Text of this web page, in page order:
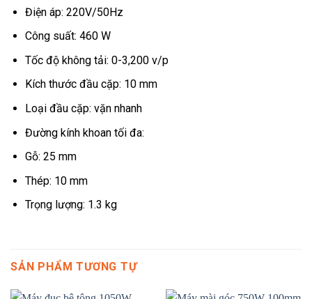
Điện áp: 220V/50Hz
Công suất: 460 W
Tốc độ không tải: 0-3,200 v/p
Kích thước đầu cặp: 10 mm
Loại đầu cặp: vặn nhanh
Đường kính khoan tối đa:
Gỗ: 25 mm
Thép: 10 mm
Trọng lượng: 1.3 kg
SẢN PHẨM TƯƠNG TỰ